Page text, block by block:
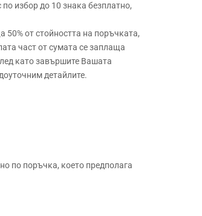
избор до 10 знака безплатно,
от стойността на поръчката,
част от сумата се заплаща
като завършите Вашата
детайлите.
по поръчка, което предполага